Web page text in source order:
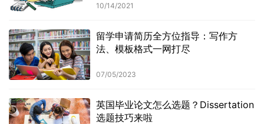
10/14/2021
留学申请简历全方位指导：写作方
法、模板格式一网打尽
07/05/2023
英国毕业论文怎么选题？Dissertation
选题技巧来啦